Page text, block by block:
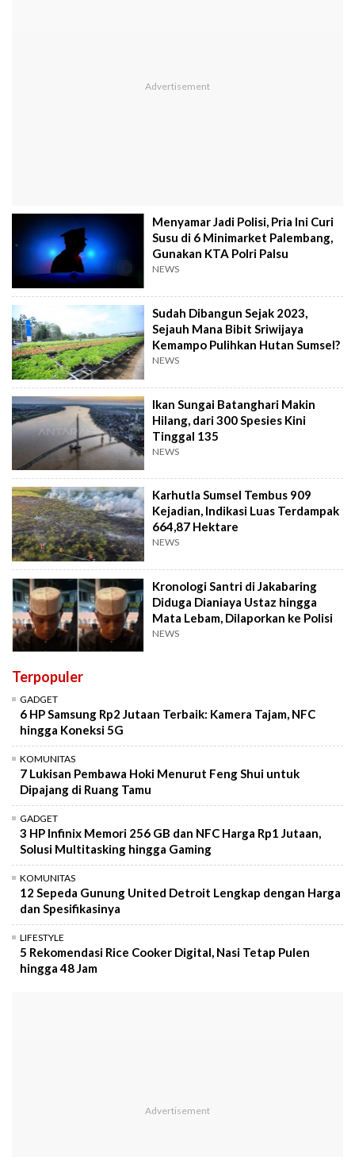
Menyamar Jadi Polisi, Pria Ini Curi
Susu di 6 Minimarket Palembang,
Gunakan KTA Polri Palsu
NEWS
Sudah Dibangun Sejak 2023,
Sejauh Mana Bibit Sriwijaya
Kemampo Pulihkan Hutan Sumsel?
NEWS
Ikan Sungai Batanghari Makin
Hilang, dari 300 Spesies Kini
Tinggal 135
NEWS
Karhutla Sumsel Tembus 909
Kejadian, Indikasi Luas Terdampak
664,87 Hektare
NEWS
Kronologi Santri di Jakabaring
Diduga Dianiaya Ustaz hingga
Mata Lebam, Dilaporkan ke Polisi
NEWS
Terpopuler
GADGET
6 HP Samsung Rp2 Jutaan Terbaik: Kamera Tajam, NFC
hingga Koneksi 5G
KOMUNITAS
7 Lukisan Pembawa Hoki Menurut Feng Shui untuk
Dipajang di Ruang Tamu
GADGET
3 HP Infinix Memori 256 GB dan NFC Harga Rp1 Jutaan,
Solusi Multitasking hingga Gaming
KOMUNITAS
12 Sepeda Gunung United Detroit Lengkap dengan Harga
dan Spesifikasinya
LIFESTYLE
5 Rekomendasi Rice Cooker Digital, Nasi Tetap Pulen
hingga 48 Jam